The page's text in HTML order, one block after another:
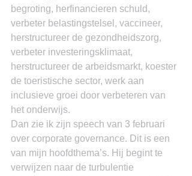
begroting, herfinancieren schuld,
verbeter belastingstelsel, vaccineer,
herstructureer de gezondheidszorg,
verbeter investeringsklimaat,
herstructureer de arbeidsmarkt, koester
de toeristische sector, werk aan
inclusieve groei door verbeteren van
het onderwijs.
Dan zie ik zijn speech van 3 februari
over corporate governance. Dit is een
van mijn hoofdthema’s. Hij begint te
verwijzen naar de turbulentie